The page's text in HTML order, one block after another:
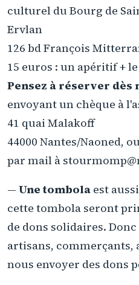
culturel du Bourg de
Ervlan
126 bd François
15 euros : un apéritif +
Pensez à réserver dès
envoyant un chèque à
41 quai Malakoff
44000 Nantes/Naoned,
par mail à
— Une tombola est
cette tombola seront
de dons solidaires.
artisans, commerçants,
nous envoyer des dons